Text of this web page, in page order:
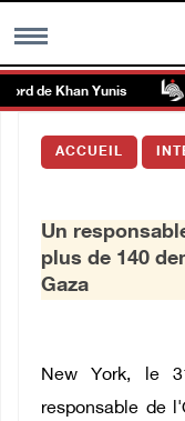
MENU
Galerie d’images
Centre palestinien
العربية
de Khan Yunis
ACCUEIL
Un
plus de 140
Gaza
New York, le
responsable de